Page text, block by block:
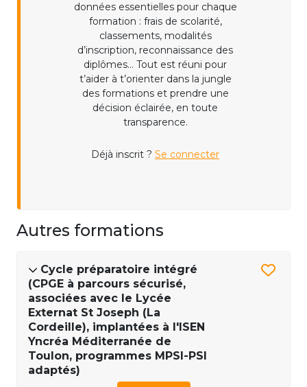
données essentielles pour chaque
formation : frais de scolarité,
classements, modalités
d’inscription, reconnaissance des
diplômes... Tout est réuni pour
t’aider à t’orienter dans la jungle
des formations et prendre une
décision éclairée, en toute
transparence.
Déjà inscrit ? Se connecter
Autres formations
Cycle préparatoire intégré
(CPGE à parcours sécurisé,
associées avec le Lycée
Externat St Joseph (La
Cordeille), implantées à l'ISEN
Yncréa Méditerranée de
Toulon, programmes MPSI-PSI
adaptés)